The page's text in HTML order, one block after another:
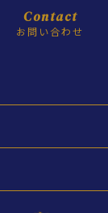
Contact
お問い合わせ